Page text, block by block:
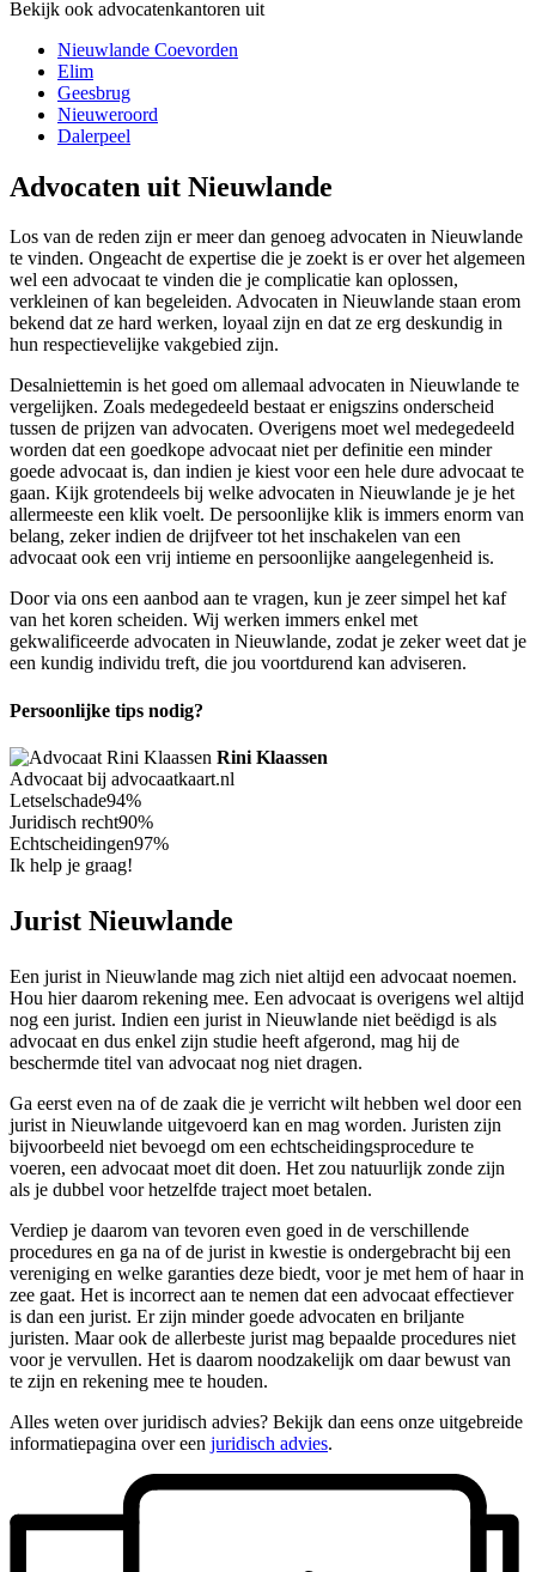
Bekijk ook advocatenkantoren uit
Nieuwlande Coevorden
Elim
Geesbrug
Nieuweroord
Dalerpeel
Advocaten uit Nieuwlande
Los van de reden zijn er meer dan genoeg advocaten in Nieuwlande
te vinden. Ongeacht de expertise die je zoekt is er over het algemeen
wel een advocaat te vinden die je complicatie kan oplossen,
verkleinen of kan begeleiden. Advocaten in Nieuwlande staan erom
bekend dat ze hard werken, loyaal zijn en dat ze erg deskundig in
hun respectievelijke vakgebied zijn.
Desalniettemin is het goed om allemaal advocaten in Nieuwlande te
vergelijken. Zoals medegedeeld bestaat er enigszins onderscheid
tussen de prijzen van advocaten. Overigens moet wel medegedeeld
worden dat een goedkope advocaat niet per definitie een minder
goede advocaat is, dan indien je kiest voor een hele dure advocaat te
gaan. Kijk grotendeels bij welke advocaten in Nieuwlande je je het
allermeeste een klik voelt. De persoonlijke klik is immers enorm van
belang, zeker indien de drijfveer tot het inschakelen van een
advocaat ook een vrij intieme en persoonlijke aangelegenheid is.
Door via ons een aanbod aan te vragen, kun je zeer simpel het kaf
van het koren scheiden. Wij werken immers enkel met
gekwalificeerde advocaten in Nieuwlande, zodat je zeker weet dat je
een kundig individu treft, die jou voortdurend kan adviseren.
Persoonlijke tips nodig?
Rini Klaassen
Advocaat bij advocaatkaart.nl
Letselschade94%
Juridisch recht90%
Echtscheidingen97%
Ik help je graag!
Jurist Nieuwlande
Een jurist in Nieuwlande mag zich niet altijd een advocaat noemen.
Hou hier daarom rekening mee. Een advocaat is overigens wel altijd
nog een jurist. Indien een jurist in Nieuwlande niet beëdigd is als
advocaat en dus enkel zijn studie heeft afgerond, mag hij de
beschermde titel van advocaat nog niet dragen.
Ga eerst even na of de zaak die je verricht wilt hebben wel door een
jurist in Nieuwlande uitgevoerd kan en mag worden. Juristen zijn
bijvoorbeeld niet bevoegd om een echtscheidingsprocedure te
voeren, een advocaat moet dit doen. Het zou natuurlijk zonde zijn
als je dubbel voor hetzelfde traject moet betalen.
Verdiep je daarom van tevoren even goed in de verschillende
procedures en ga na of de jurist in kwestie is ondergebracht bij een
vereniging en welke garanties deze biedt, voor je met hem of haar in
zee gaat. Het is incorrect aan te nemen dat een advocaat effectiever
is dan een jurist. Er zijn minder goede advocaten en briljante
juristen. Maar ook de allerbeste jurist mag bepaalde procedures niet
voor je vervullen. Het is daarom noodzakelijk om daar bewust van
te zijn en rekening mee te houden.
Alles weten over juridisch advies? Bekijk dan eens onze uitgebreide
informatiepagina over een juridisch advies.